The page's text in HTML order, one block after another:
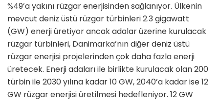
%49’a yakını rüzgar enerjisinden sağlanıyor. Ülkenin
mevcut deniz üstü rüzgar türbinleri 2.3 gigawatt
(GW) enerji üretiyor ancak adalar üzerine kurulacak
rüzgar türbinleri, Danimarka’nın diğer deniz üstü
rüzgar enerjisi projelerinden çok daha fazla enerji
üretecek. Enerji adaları ile birlikte kurulacak olan 200
türbin ile 2030 yılına kadar 10 GW, 2040’a kadar ise 12
GW rüzgar enerjisi üretilmesi hedefleniyor. 12 GW